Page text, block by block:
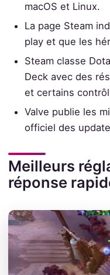
macOS et Linux.
La page Steam
play et que les
Steam classe
Deck avec des
et certains
Valve publie les
officiel des
Meilleurs
réponse